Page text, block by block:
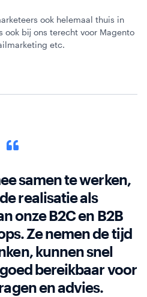
ook helemaal thuis in
ook bij ons terecht voor Magento
etc.
samen te werken,
realisatie als
onze B2C en B2B
Ze nemen de tijd
kunnen snel
bereikbaar voor
en advies.